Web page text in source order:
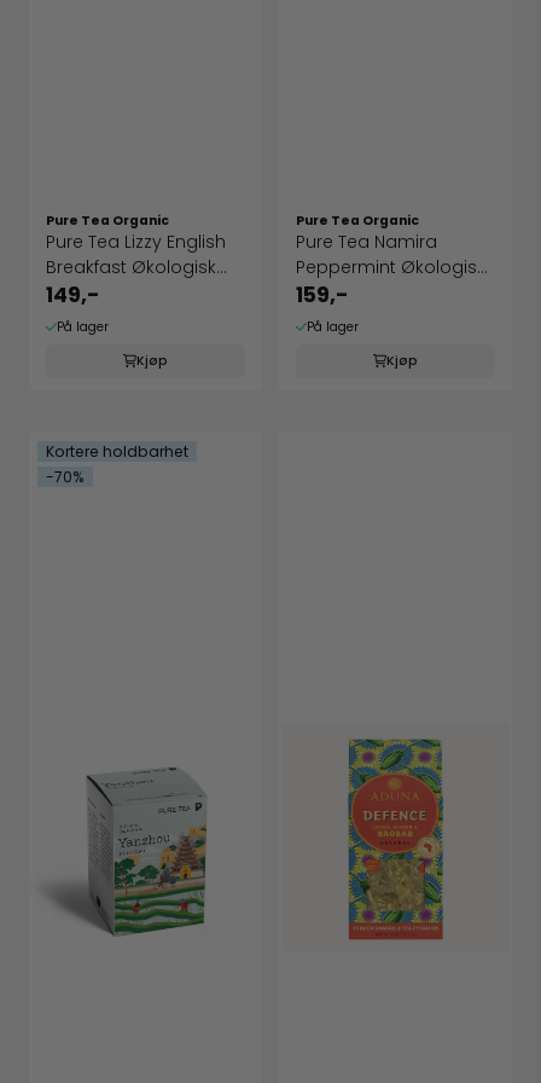
Pure Tea Organic
Pure Tea Lizzy English
Breakfast Økologisk
svart ...
149,-
På lager
Kjøp
Pure Tea Organic
Pure Tea Namira
Peppermint Økologisk
urte te
159,-
På lager
Kjøp
Kortere holdbarhet
-70%